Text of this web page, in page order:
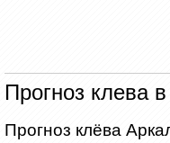
Прогноз клева
Прогноз клёва